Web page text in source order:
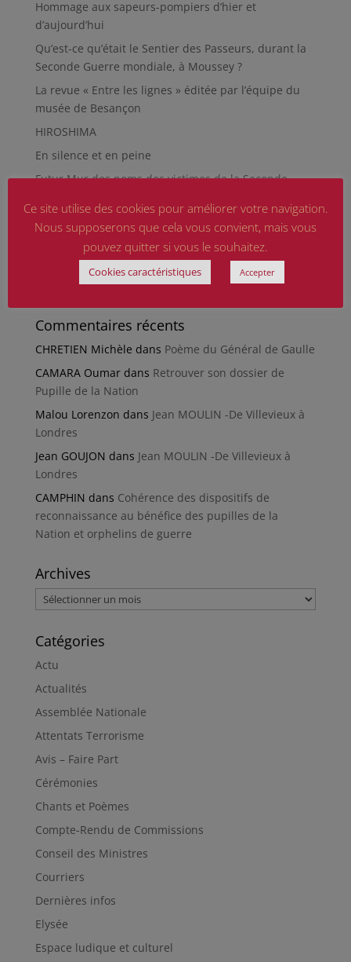
Hommage aux sapeurs-pompiers d’hier et
d’aujourd’hui
Qu’est-ce qu’était le Sentier des Passeurs, durant la
Seconde Guerre mondiale, à Moussey ?
La revue « Entre les lignes » éditée par l’équipe du
musée de Besançon
HIROSHIMA
En silence et en peine
Futur Mur des noms des victimes de la Seconde
RÉPARER LES OMISSIONS SUR LES MONUMENTS AUX
Le rapport d’activité 2025 de la DMCA.
Quand la paix chemine
Commentaires récents
CHRETIEN Michèle dans Poème du Général de Gaulle
CAMARA Oumardans Retrouver son dossier de
Pupille de la Nation
Malou Lorenzon dans Jean MOULIN -De Villevieux à
Londres
Jean GOUJON dans Jean MOULIN -De Villevieux à
Londres
CAMPHIN dans Cohérence des dispositifs de
reconnaissance au bénéfice des pupilles de la
Nation et orphelins de guerre
Archives
Archives
Catégories
Actu
Actualités
Assemblée Nationale
Attentats Terrorisme
Avis – Faire Part
Cérémonies
Chants et Poèmes
Compte-Rendu de Commissions
Conseil des Ministres
Courriers
Dernières infos
Elysée
Espace ludique et culturel
Ce site utilise des cookies pour améliorer votre navigation.
Nous supposerons que cela vous convient, mais vous
pouvez quitter si vous le souhaitez.
Cookies caractéristiques Accepter